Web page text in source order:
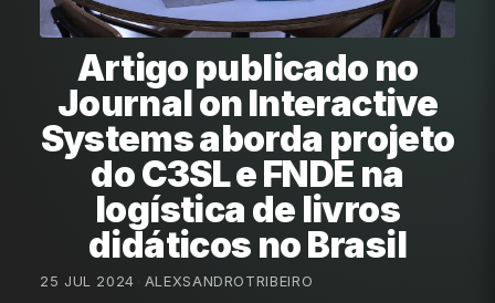
Artigo publicado no
Journal on Interactive
Systems aborda projeto
do C3SL e FNDE na
logística de livros
didáticos no Brasil
25 JUL 2024 ALEXSANDROTRIBEIRO